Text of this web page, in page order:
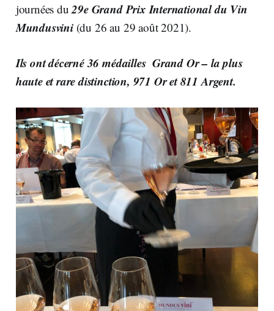
journées du29e Grand Prix International du Vin
Mundusvini(du 26 au 29 août 2021).
Ils ont décerné36 médailles Grand Or– la plus
haute et rare distinction, 971 Or et 811 Argent.